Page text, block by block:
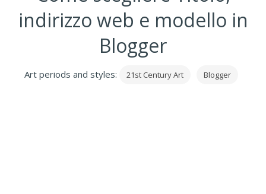
indirizzo web e modello in
Blogger
Art periods and styles: 21st Century Art Blogger